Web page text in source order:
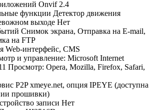
Onvif 2.4
функции Детектор движения
выходе Нет
Снимок экрана, Отправка на E-mail,
на FTP
Web-интерфейс, CMS
и управление: Microsoft Internet
Просмотр: Opera, Mozilla, Firefox, Safari,
P2P xmeye.net, опция IPEYE (доступна
прошивки)
записи Нет